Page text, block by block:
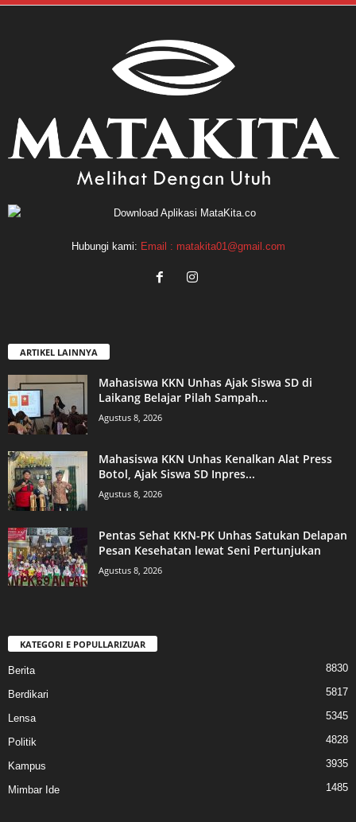
Hubungi kami: Email : matakita01@gmail.com
ARTIKEL LAINNYA
Mahasiswa KKN Unhas Ajak Siswa SD di
Laikang Belajar Pilah Sampah...
Agustus 8, 2026
Mahasiswa KKN Unhas Kenalkan Alat Press
Botol, Ajak Siswa SD Inpres...
Agustus 8, 2026
Pentas Sehat KKN-PK Unhas Satukan Delapan
Pesan Kesehatan lewat Seni Pertunjukan
Agustus 8, 2026
KATEGORI E POPULLARIZUAR
Berita 8830
Berdikari 5817
Lensa 5345
Politik 4828
Kampus 3935
Mimbar Ide 1485